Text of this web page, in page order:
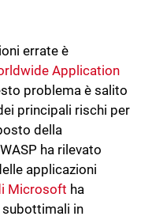
errate è
Application
problema è salito
principali rischi per
della
ha rilevato
applicazioni
Microsoft ha
subottimali in